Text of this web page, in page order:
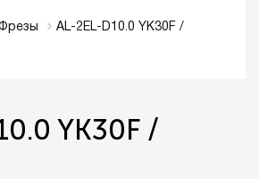
AL-2EL-D10.0 YK30F /
YK30F /